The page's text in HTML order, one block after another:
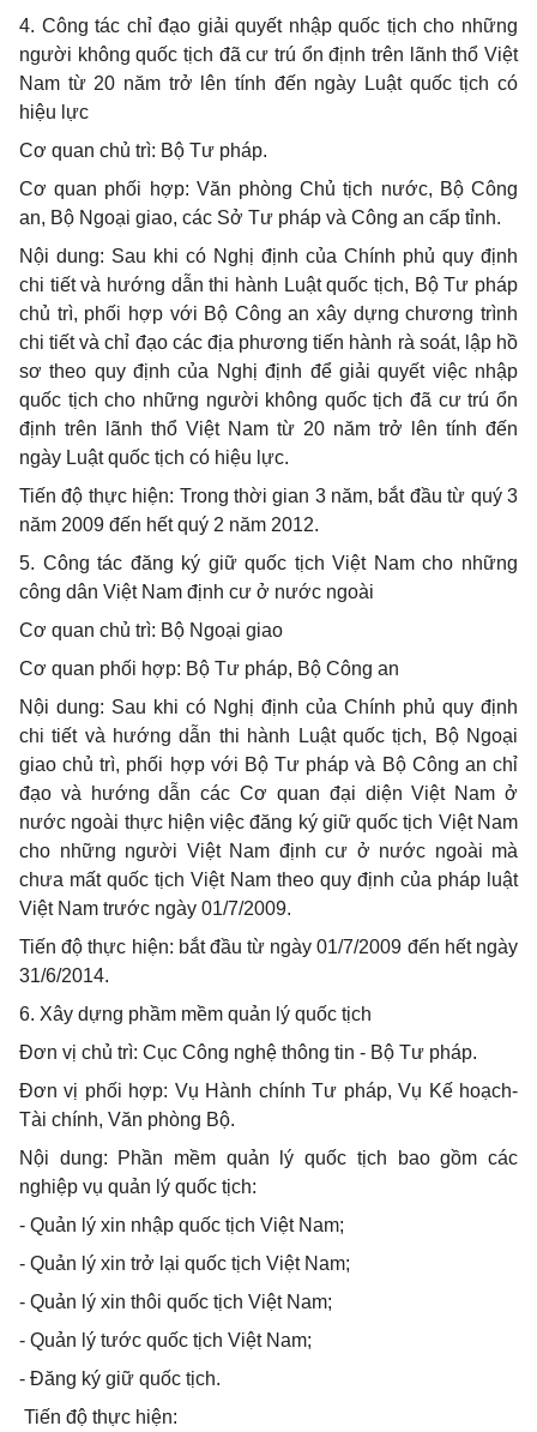
4. Công tác chỉ đạo giải quyết nhập quốc tịch cho những
người không quốc tịch đã cư trú ổn định trên lãnh thổ Việt
Nam từ 20 năm trở lên tính đến ngày Luật quốc tịch có
hiệu lực
Cơ quan chủ trì: Bộ Tư pháp.
Cơ quan phối hợp: Văn phòng Chủ tịch nước, Bộ Công
an, Bộ Ngoại giao, các Sở Tư pháp và Công an cấp tỉnh.
Nội dung: Sau khi có Nghị định của Chính phủ quy định
chi tiết và hướng dẫn thi hành Luật quốc tịch, Bộ Tư pháp
chủ trì, phối hợp với Bộ Công an xây dựng chương trình
chi tiết và chỉ đạo các địa phương tiến hành rà soát, lập hồ
sơ theo quy định của Nghị định để giải quyết việc nhập
quốc tịch cho những người không quốc tịch đã cư trú ổn
định trên lãnh thổ Việt Nam từ 20 năm trở lên tính đến
ngày Luật quốc tịch có hiệu lực.
Tiến độ thực hiện: Trong thời gian 3 năm, bắt đầu từ quý 3
năm 2009 đến hết quý 2 năm 2012.
5. Công tác đăng ký giữ quốc tịch Việt Nam cho những
công dân Việt Nam định cư ở nước ngoài
Cơ quan chủ trì: Bộ Ngoại giao
Cơ quan phối hợp: Bộ Tư pháp, Bộ Công an
Nội dung: Sau khi có Nghị định của Chính phủ quy định
chi tiết và hướng dẫn thi hành Luật quốc tịch, Bộ Ngoại
giao chủ trì, phối hợp với Bộ Tư pháp và Bộ Công an chỉ
đạo và hướng dẫn các Cơ quan đại diện Việt Nam ở
nước ngoài thực hiện việc đăng ký giữ quốc tịch Việt Nam
cho những người Việt Nam định cư ở nước ngoài mà
chưa mất quốc tịch Việt Nam theo quy định của pháp luật
Việt Nam trước ngày 01/7/2009.
Tiến độ thực hiện: bắt đầu từ ngày 01/7/2009 đến hết ngày
31/6/2014.
6. Xây dựng phầm mềm quản lý quốc tịch
Đơn vị chủ trì: Cục Công nghệ thông tin - Bộ Tư pháp.
Đơn vị phối hợp: Vụ Hành chính Tư pháp, Vụ Kế hoạch-
Tài chính, Văn phòng Bộ.
Nội dung: Phần mềm quản lý quốc tịch bao gồm các
nghiệp vụ quản lý quốc tịch:
- Quản lý xin nhập quốc tịch Việt Nam;
- Quản lý xin trở lại quốc tịch Việt Nam;
- Quản lý xin thôi quốc tịch Việt Nam;
- Quản lý tước quốc tịch Việt Nam;
- Đăng ký giữ quốc tịch.
Tiến độ thực hiện: